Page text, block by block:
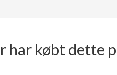
har købt dette